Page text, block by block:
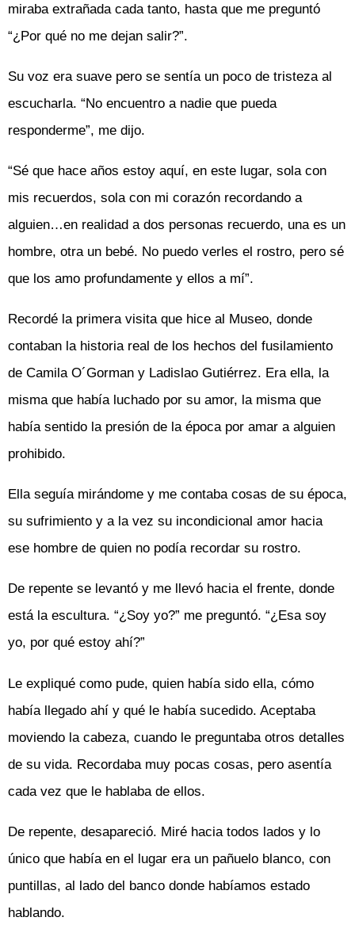
miraba extrañada cada tanto, hasta que me preguntó
“¿Por qué no me dejan salir?”.
Su voz era suave pero se sentía un poco de tristeza al
escucharla. “No encuentro a nadie que pueda
responderme”, me dijo.
“Sé que hace años estoy aquí, en este lugar, sola con
mis recuerdos, sola con mi corazón recordando a
alguien…en realidad a dos personas recuerdo, una es un
hombre, otra un bebé. No puedo verles el rostro, pero sé
que los amo profundamente y ellos a mí”.
Recordé la primera visita que hice al Museo, donde
contaban la historia real de los hechos del fusilamiento
de Camila O´Gorman y Ladislao Gutiérrez. Era ella, la
misma que había luchado por su amor, la misma que
había sentido la presión de la época por amar a alguien
prohibido.
Ella seguía mirándome y me contaba cosas de su época,
su sufrimiento y a la vez su incondicional amor hacia
ese hombre de quien no podía recordar su rostro.
De repente se levantó y me llevó hacia el frente, donde
está la escultura. “¿Soy yo?” me preguntó. “¿Esa soy
yo, por qué estoy ahí?”
Le expliqué como pude, quien había sido ella, cómo
había llegado ahí y qué le había sucedido. Aceptaba
moviendo la cabeza, cuando le preguntaba otros detalles
de su vida. Recordaba muy pocas cosas, pero asentía
cada vez que le hablaba de ellos.
De repente, desapareció. Miré hacia todos lados y lo
único que había en el lugar era un pañuelo blanco, con
puntillas, al lado del banco donde habíamos estado
hablando.